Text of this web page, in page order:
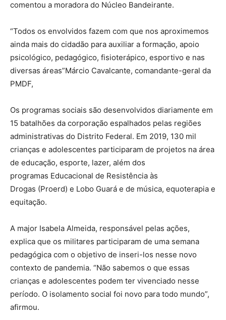
comentou a moradora do Núcleo Bandeirante.
“Todos os envolvidos fazem com que nos aproximemos
ainda mais do cidadão para auxiliar a formação, apoio
psicológico, pedagógico, fisioterápico, esportivo e nas
diversas áreas”Márcio Cavalcante, comandante-geral da
PMDF,
Os programas sociais são desenvolvidos diariamente em
15 batalhões da corporação espalhados pelas regiões
administrativas do Distrito Federal. Em 2019, 130 mil
crianças e adolescentes participaram de projetos na área
de educação, esporte, lazer, além dos
programas Educacional de Resistência às
Drogas (Proerd) e Lobo Guará e de música, equoterapia e
equitação.
A major Isabela Almeida, responsável pelas ações,
explica que os militares participaram de uma semana
pedagógica com o objetivo de inseri-los nesse novo
contexto de pandemia. “Não sabemos o que essas
crianças e adolescentes podem ter vivenciado nesse
período. O isolamento social foi novo para todo mundo”,
afirmou.